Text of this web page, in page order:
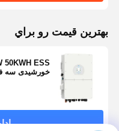
بهترين قيمت رو براي
خورشیدی سه